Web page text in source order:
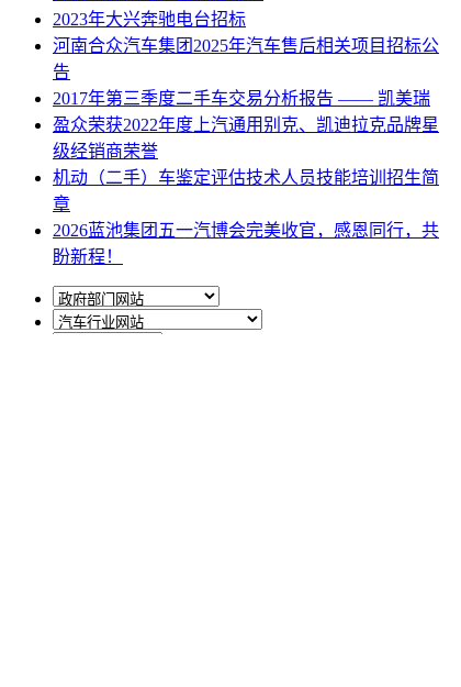
2023年大兴奔驰电台招标
河南合众汽车集团2025年汽车售后相关项目招标公
告
2017年第三季度二手车交易分析报告 —— 凯美瑞
盈众荣获2022年度上汽通用别克、凯迪拉克品牌星
级经销商荣誉
机动（二手）车鉴定评估技术人员技能培训招生简
章
2026蓝池集团五一汽博会完美收官，感恩同行，共
盼新程！